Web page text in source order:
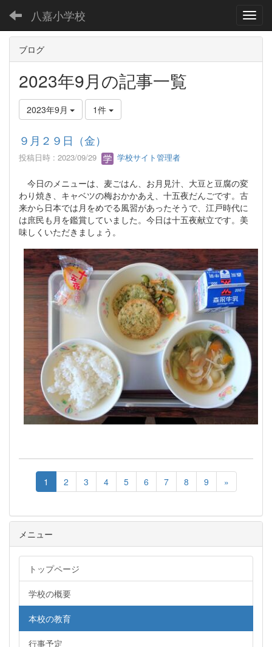
八嘉小学校
ブログ
2023年9月の記事一覧
2023年9月 1件
９月２９日（金）
投稿日時 : 2023/09/29 学校サイト管理者
今日のメニューは、麦ごはん、お月見汁、大豆と豆腐の変
わり焼き、キャベツの梅おかかあえ、十五夜だんごです。古
来から日本では月をめでる風習があったそうで、江戸時代に
は庶民も月を鑑賞していました。今日は十五夜献立です。美
味しくいただきましょう。
1 2 3 4 5 6 7 8 9 »
メニュー
トップページ
学校の概要
本校の教育
行事予定